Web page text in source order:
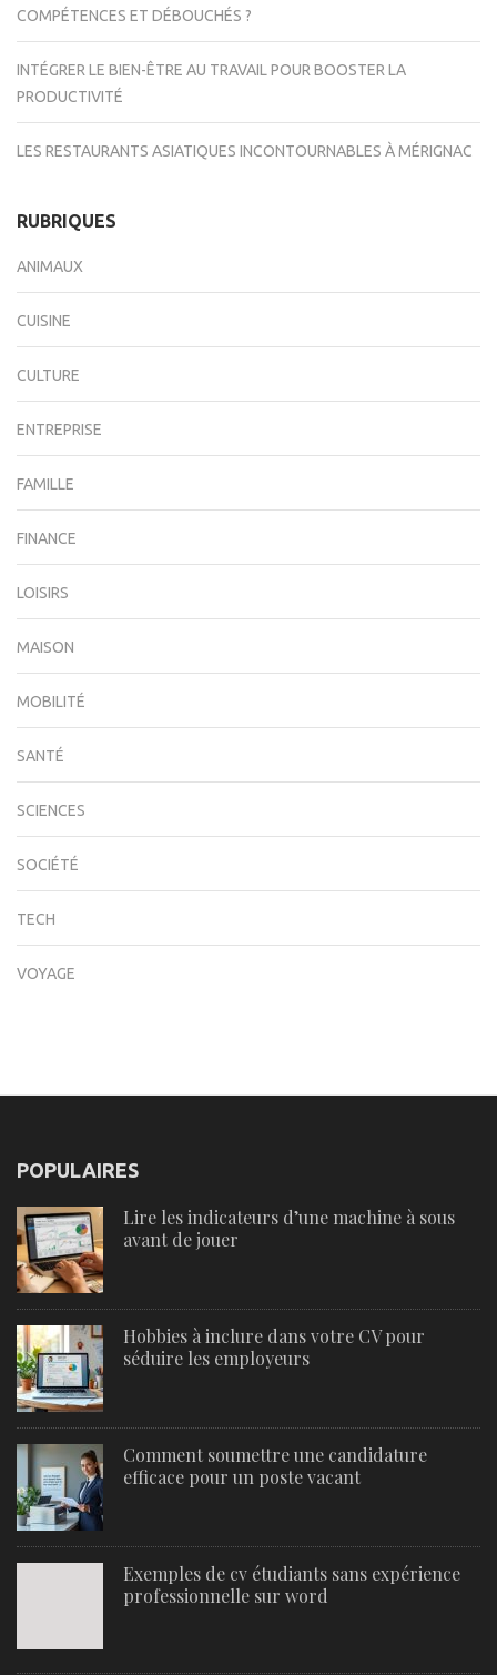
COMPÉTENCES ET DÉBOUCHÉS ?
INTÉGRER LE BIEN-ÊTRE AU TRAVAIL POUR BOOSTER LA
PRODUCTIVITÉ
LES RESTAURANTS ASIATIQUES INCONTOURNABLES À MÉRIGNAC
RUBRIQUES
ANIMAUX
CUISINE
CULTURE
ENTREPRISE
FAMILLE
FINANCE
LOISIRS
MAISON
MOBILITÉ
SANTÉ
SCIENCES
SOCIÉTÉ
TECH
VOYAGE
POPULAIRES
Lire les indicateurs d’une machine à sous
avant de jouer
Hobbies à inclure dans votre CV pour
séduire les employeurs
Comment soumettre une candidature
efficace pour un poste vacant
Exemples de cv étudiants sans expérience
professionnelle sur word